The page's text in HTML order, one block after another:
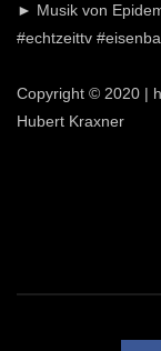
► Musik von
#echtzeittv
Copyright © 2020 |
Hubert Kraxner